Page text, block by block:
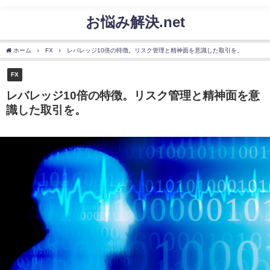
お悩み解決.net
ホーム FX レバレッジ10倍の特徴。リスク管理と精神面を意識した取引を。
FX
レバレッジ10倍の特徴。リスク管理と精神面を意
識した取引を。